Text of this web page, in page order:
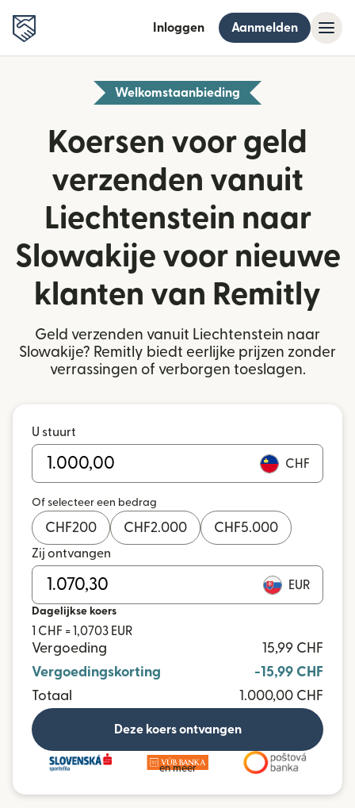
Inloggen Aanmelden
Welkomstaanbieding
Koersen voor geld
verzenden vanuit
Liechtenstein naar
Slowakije voor nieuwe
klanten van Remitly
Geld verzenden vanuit Liechtenstein naar
Slowakije? Remitly biedt eerlijke prijzen zonder
verrassingen of verborgen toeslagen.
U stuurt
CHF
Of selecteer een bedrag
CHF200 CHF2.000 CHF5.000
Zij ontvangen
EUR
Dagelijkse koers
1 CHF = 1,0703 EUR
Vergoeding
15,99 CHF
Vergoedingskorting
-15,99 CHF
Totaal
1.000,00 CHF
Deze koers ontvangen
en meer